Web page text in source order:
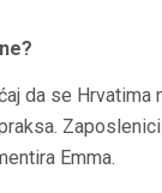
da se Hrvatima
Emma.